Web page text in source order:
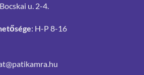
u. 2-4.
: H-P 8-16